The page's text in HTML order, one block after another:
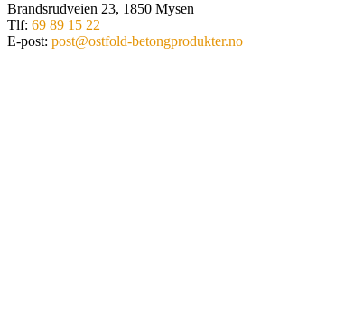
Brandsrudveien 23, 1850 Mysen
Tlf: 69 89 15 22
E-post: post@ostfold-betongprodukter.no